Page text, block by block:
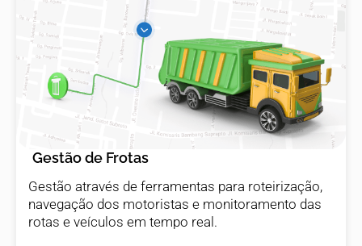
Gestão de Frotas
Gestão através de ferramentas para roteirização,
navegação dos motoristas e monitoramento das
rotas e veículos em tempo real.